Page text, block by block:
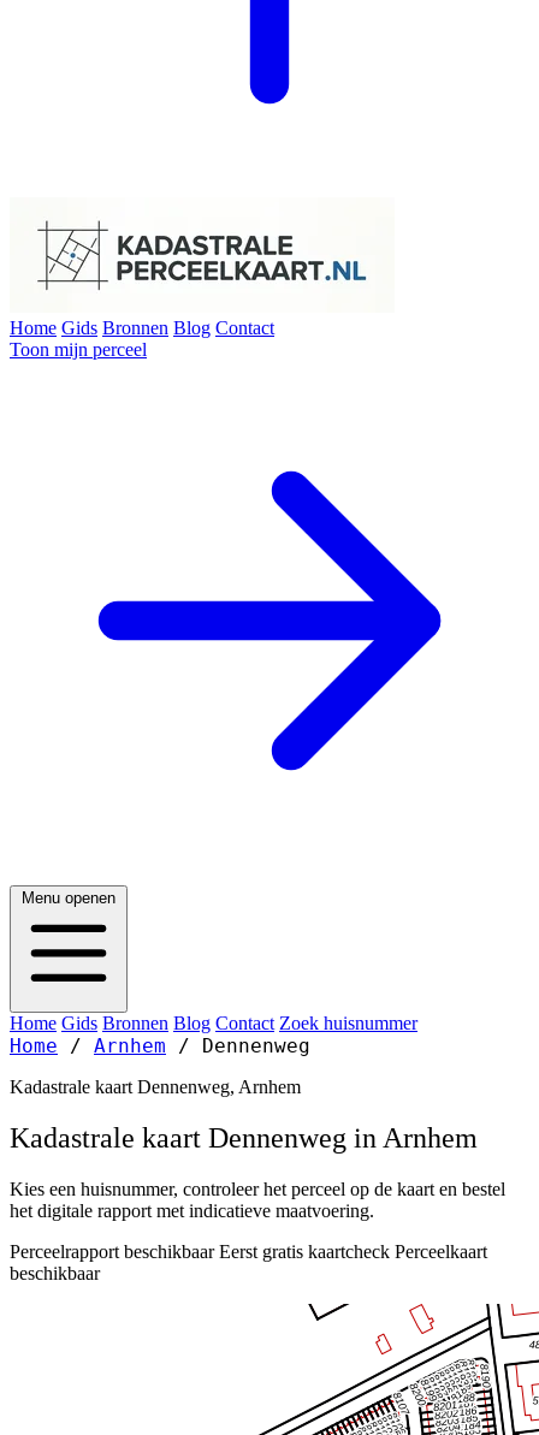
Home Gids Bronnen Blog Contact
Toon mijn perceel
Menu openen
Home Gids Bronnen Blog Contact Zoek huisnummer
Home / Arnhem / Dennenweg
Kadastrale kaart Dennenweg, Arnhem
Kadastrale kaart Dennenweg in Arnhem
Kies een huisnummer, controleer het perceel op de kaart en bestel
het digitale rapport met indicatieve maatvoering.
Perceelrapport beschikbaar Eerst gratis kaartcheck Perceelkaart
beschikbaar